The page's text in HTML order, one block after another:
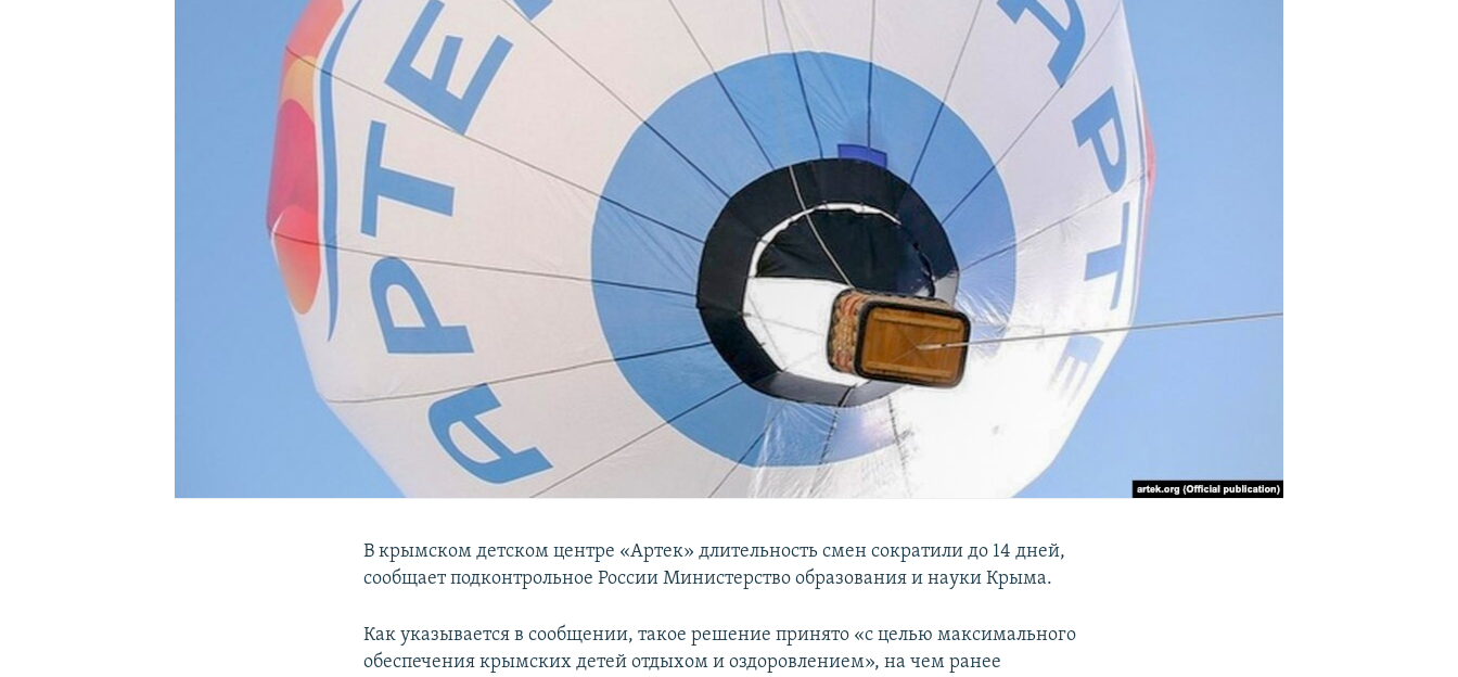
В крымском детском центре «Артек» длительность смен сократили до 14 дней,
сообщает подконтрольное России Министерство образования и науки Крыма.
Как указывается в сообщении, такое решение принято «с целью максимального
обеспечения крымских детей отдыхом и оздоровлением», на чем ранее